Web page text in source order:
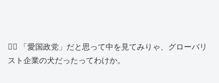
👱‍♂️ 「愛国政党」だと思って中を見てみりゃ、グローバリ
スト企業の犬だったってわけか。